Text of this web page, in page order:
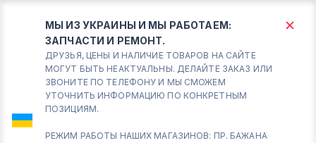
МЫ ИЗ УКРАИНЫ И МЫ РАБОТАЕМ:
ЗАПЧАСТИ И РЕМОНТ.
ДРУЗЬЯ, ЦЕНЫ И НАЛИЧИЕ ТОВАРОВ НА САЙТЕ
МОГУТ БЫТЬ НЕАКТУАЛЬНЫ. ДЕЛАЙТЕ ЗАКАЗ ИЛИ
ЗВОНИТЕ ПО ТЕЛЕФОНУ И МЫ СМОЖЕМ
УТОЧНИТЬ ИНФОРМАЦИЮ ПО КОНКРЕТНЫМ
ПОЗИЦИЯМ.
РЕЖИМ РАБОТЫ НАШИХ МАГАЗИНОВ: ПР. БАЖАНА
КИЕВ БОРИСПОЛЬ
Вт.- Сб.
10:00 - 18:00